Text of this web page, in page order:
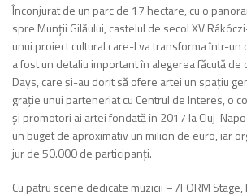
Înconjurat de un parc de 17 hectare, cu o
spre Munții Gilăului, castelul de secol XV
unui proiect cultural care-l va transforma într-un
a fost un detaliu important în alegerea făcută de
Days, care și-au dorit să ofere artei un spațiu
grație unui parteneriat cu Centrul de Interes, o
și promotori ai artei fondată în 2017 la Cluj-
un buget de aproximativ un milion de euro, iar
jur de 50.000 de participanți.
Cu patru scene dedicate muzicii – /FORM Stage,